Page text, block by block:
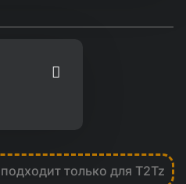
только для T2Tz